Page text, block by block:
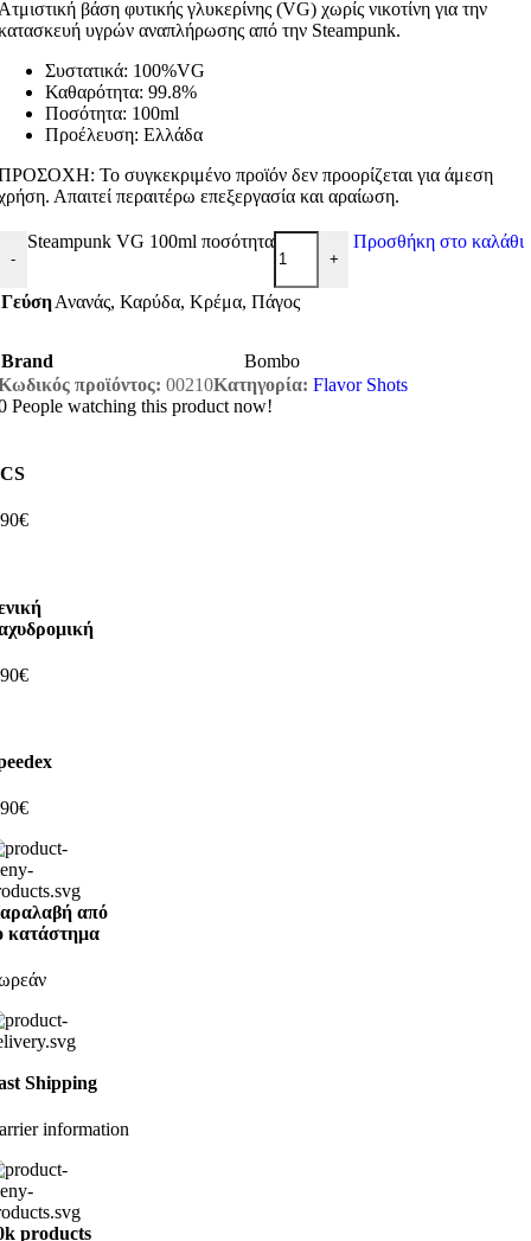
βάση φυτικής γλυκερίνης (VG) χωρίς νικοτίνη για την
υγρών αναπλήρωσης από την Steampunk.
Συστατικά: 100%VG
Καθαρότητα: 99.8%
Ποσότητα: 100ml
Προέλευση: Ελλάδα
Το συγκεκριμένο προϊόν δεν προορίζεται για άμεση
Απαιτεί περαιτέρω επεξεργασία και αραίωση.
-
Steampunk VG 100ml ποσότητα
+
Προσθήκη στο καλάθι
ΓεύσηΑνανάς, Καρύδα, Κρέμα, Πάγος
Brand
Bombo
προϊόντος: 00210Κατηγορία: Flavor Shots
People watching this product now!
από
κατάστημα
Shipping
information
products